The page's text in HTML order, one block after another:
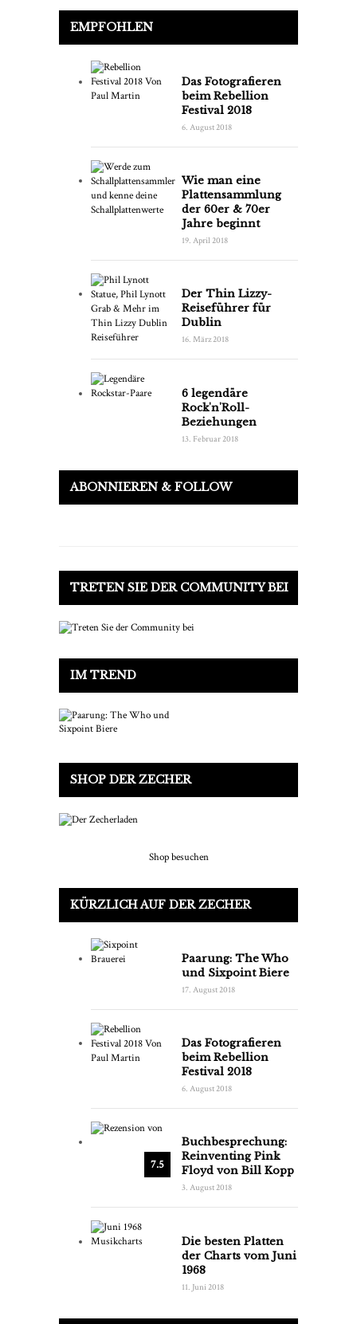
EMPFOHLEN
Das Fotografieren
beim Rebellion
Festival 2018
6. August 2018
Wie man eine
Plattensammlung
der 60er & 70er
Jahre beginnt
19. April 2018
Der Thin Lizzy-
Reiseführer für
Dublin
16. März 2018
6 legendäre
Rock'n'Roll-
Beziehungen
13. Februar 2018
ABONNIEREN & FOLLOW
TRETEN SIE DER COMMUNITY BEI
IM TREND
SHOP DER ZECHER
Shop besuchen
KÜRZLICH AUF DER ZECHER
Paarung: The Who
und Sixpoint Biere
17. August 2018
Das Fotografieren
beim Rebellion
Festival 2018
6. August 2018
7.5
Buchbesprechung:
Reinventing Pink
Floyd von Bill Kopp
3. August 2018
Die besten Platten
der Charts vom Juni
1968
11. Juni 2018